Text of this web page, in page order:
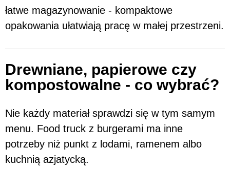
łatwe magazynowanie - kompaktowe
opakowania ułatwiają pracę w małej przestrzeni.
Drewniane, papierowe czy
kompostowalne - co wybrać?
Nie każdy materiał sprawdzi się w tym samym
menu. Food truck z burgerami ma inne
potrzeby niż punkt z lodami, ramenem albo
kuchnią azjatycką.